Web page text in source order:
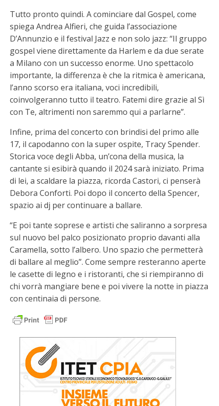
Tutto pronto quindi. A cominciare dal Gospel, come
spiega Andrea Alfieri, che guida l’associazione
D’Annunzio e il festival Jazz e non solo jazz: “Il gruppo
gospel viene direttamente da Harlem e da due serate
a Milano con un successo enorme. Uno spettacolo
importante, la differenza è che la ritmica è americana,
l’anno scorso era italiana, voci incredibili,
coinvolgeranno tutto il teatro. Fatemi dire grazie al Sì
con Te, altrimenti non saremmo qui a parlarne”.
Infine, prima del concerto con brindisi del primo alle
17, il capodanno con la super ospite, Tracy Spender.
Storica voce degli Abba, un’cona della musica, la
cantante si esibirà quando il 2024 sarà iniziato. Prima
di lei, a scaldare la piazza, ricorda Castori, ci penserà
Debora Conforti. Poi dopo il concerto della Spencer,
spazio ai dj per continuare a ballare.
“E poi tante soprese e artisti che saliranno a sorpresa
sul nuovo bel palco posizionato proprio davanti alla
Caramella, sotto l’albero. Uno spazio che permetterà
di ballare al meglio”. Come sempre resteranno aperte
le casette di legno e i ristoranti, che si riempiranno di
chi vorrà mangiare bene e poi vivere la notte in piazza
con centinaia di persone.